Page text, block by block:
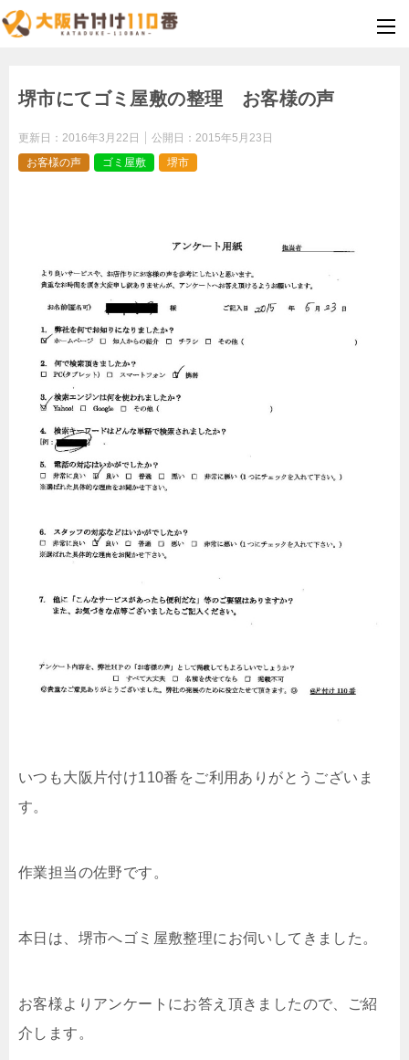
堺市にてゴミ屋敷の整理 お客様の声
更新日： 2016年3月22日 公開日： 2015年5月23日
お客様の声
ゴミ屋敷 堺市
いつも大阪片付け110番をご利用ありがとうございま
す。
作業担当の佐野です。
本日は、堺市へゴミ屋敷整理にお伺いしてきました。
お客様よりアンケートにお答え頂きましたので、ご紹
介します。